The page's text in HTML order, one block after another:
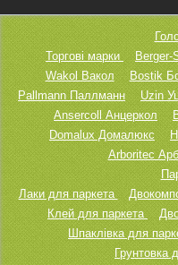
Торгові марки
Berger-
Wakol Вакол
Bostik
Pallmann Паллманн
Uzin
Ansercoll Анцеркол
Domalux Домалюкс
Arboritec
Лаки для паркета
Клей для паркета
Шпаклівка для
Грунтовка